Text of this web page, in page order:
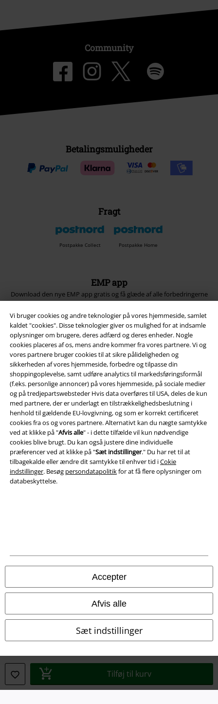
Vi bruger cookies og andre teknologier på vores hjemmeside, samlet
kaldet "cookies". Disse teknologier giver os mulighed for at indsamle
oplysninger om brugere, deres adfærd og deres enheder. Nogle
cookies placeres af os, mens andre kommer fra vores partnere. Vi og
vores partnere bruger cookies til at sikre pålideligheden og
sikkerheden af ​​vores hjemmeside, forbedre og tilpasse din
shoppingoplevelse, samt udføre analytics til markedsføringsformål
(f.eks. personlige annoncer) på vores hjemmeside, på sociale medier
og på tredjepartswebsteder Hvis data overføres til USA, deles de kun
med partnere, der er underlagt en tilstrækkelighedsbeslutning i
henhold til gældende EU-lovgivning, og som er korrekt certificeret
cookies fra os og vores partnere. Alternativt kan du nægte samtykke
ved at klikke på "Afvis alle" - i dette tilfælde vil kun nødvendige
cookies blive brugt. Du kan også justere dine individuelle
præferencer ved at klikke på "Sæt indstillinger." Du har ret til at
tilbagekalde eller ændre dit samtykke til enhver tid iCokie
indstillinger. Besøg persondatapolitikfor at få flere oplysninger om
databeskyttelse.
Accepter
Afvis alle
Sæt indstillinger
Tilføj til kurv
Community
Betalingsmuligheder
Fragt
Postpakke Collect Postpakke Home
EMP app
Download den nye EMP app gratis og få glæde af alle forbedringerne
og fordelene!
A Warner Music Group Company
Persondatapolitik
Bortskaffelse af affald og miljøbeskyttelse
Oplysninger om tilgængelighed
Cokie indstillinger
Bekræft annullering